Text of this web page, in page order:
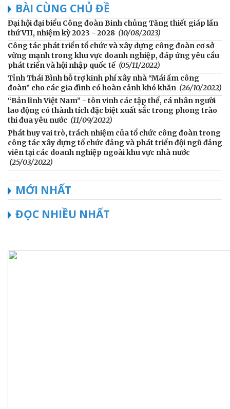
BÀI CÙNG CHỦ ĐỀ
Đại hội đại biểu Công đoàn Binh chủng Tăng thiết giáp lần
thứ VII, nhiệm kỳ 2023 - 2028 (10/08/2023)
Công tác phát triển tổ chức và xây dựng công đoàn cơ sở
vững mạnh trong khu vực doanh nghiệp, đáp ứng yêu cầu
phát triển và hội nhập quốc tế (05/11/2022)
Tỉnh Thái Bình hỗ trợ kinh phí xây nhà “Mái ấm công
đoàn” cho các gia đình có hoàn cảnh khó khăn (26/10/2022)
“Bản lĩnh Việt Nam” - tôn vinh các tập thể, cá nhân người
lao động có thành tích đặc biệt xuất sắc trong phong trào
thi đua yêu nước (11/09/2022)
Phát huy vai trò, trách nhiệm của tổ chức công đoàn trong
công tác xây dựng tổ chức đảng và phát triển đội ngũ đảng
viên tại các doanh nghiệp ngoài khu vực nhà nước
(25/03/2022)
MỚI NHẤT
ĐỌC NHIỀU NHẤT